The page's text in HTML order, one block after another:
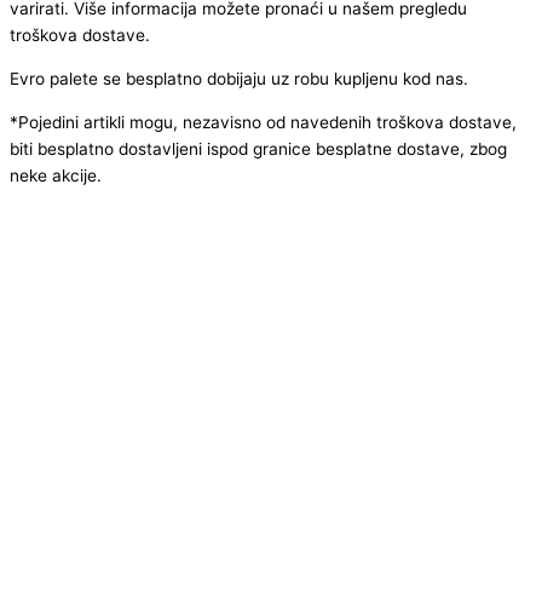
varirati. Više informacija možete pronaći u našem pregledu
troškova dostave.
Evro palete se besplatno dobijaju uz robu kupljenu kod nas.
*Pojedini artikli mogu, nezavisno od navedenih troškova dostave,
biti besplatno dostavljeni ispod granice besplatne dostave, zbog
neke akcije.